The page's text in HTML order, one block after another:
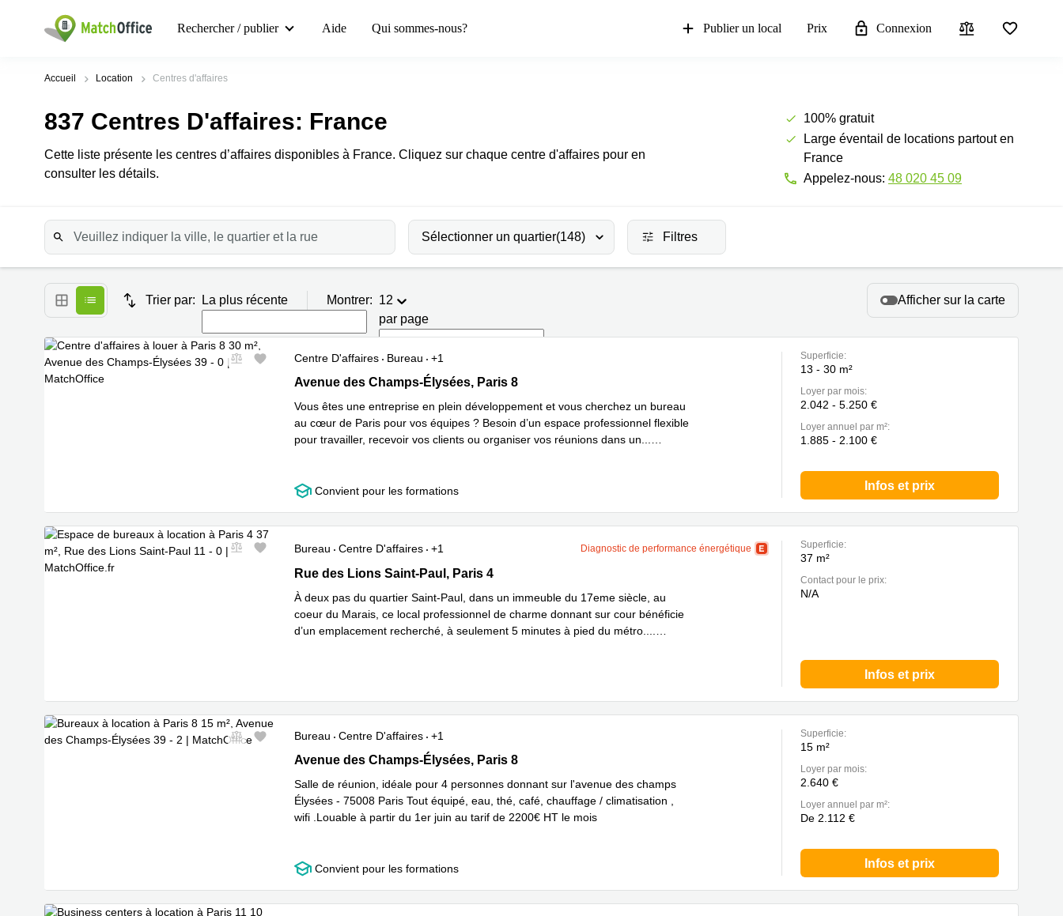
Rechercher / publier Aide Qui sommes-nous? Publier un local Prix Connexion
Accueil Location Centres d'affaires
837 Centres D'affaires: France
Cette liste présente les centres d’affaires disponibles à France. Cliquez sur chaque centre d'affaires pour en
consulter les détails.
100% gratuit
Large éventail de locations partout en
France
Appelez-nous: 48 020 45 09
Sélectionner un quartier(148) Filtres
Trier par: La plus récente Montrer: 12
par page
Afficher sur la carte
Nouveau Centre D'affaires Bureau
+1
Avenue des Champs-Élysées 39, Paris 8
Avenue des Champs-Élysées, Paris 8
Convient pour les formations
Vous êtes une entreprise en plein développement et vous cherchez un bureau
au cœur de Paris pour vos équipes ? Besoin d’un espace professionnel flexible
pour travailler, recevoir vos clients ou organiser vos réunions dans un
Superficie:
13 - 30 m²
Loyer par mois:
2.042 - 5.250 €
Loyer annuel par m²:
1.885 - 2.100 €
Infos et prix
Nouveau Bureau Centre D'affaires +1 Diagnostic de performance énergétique
Rue des Lions Saint-Paul 11, Paris 4
Rue des Lions Saint-Paul, Paris 4
À deux pas du quartier Saint-Paul, dans un immeuble du 17eme siècle, au
coeur du Marais, ce local professionnel de charme donnant sur cour bénéficie
d’un emplacement recherché, à seulement 5 minutes à pied du métro.
Superficie:
37 m²
Contact pour le prix:
N/A
Infos et prix
Nouveau Bureau Centre D'affaires
+1
Avenue des Champs-Élysées 39, Paris 8
Avenue des Champs-Élysées, Paris 8
Convient pour les formations
Salle de réunion, idéale pour 4 personnes donnant sur l'avenue des champs
Élysées - 75008 Paris Tout équipé, eau, thé, café, chauffage / climatisation ,
wifi .Louable à partir du 1er juin au tarif de 2200€ HT le mois
Superficie:
15 m²
Loyer par mois:
2.640 €
Loyer annuel par m²:
De 2.112 €
Infos et prix